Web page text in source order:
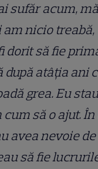
sufăr acum, mă
am nicio treabă,
dorit să fie
atâția ani
grea. Eu
să o ajut.
avea nevoie de
să fie